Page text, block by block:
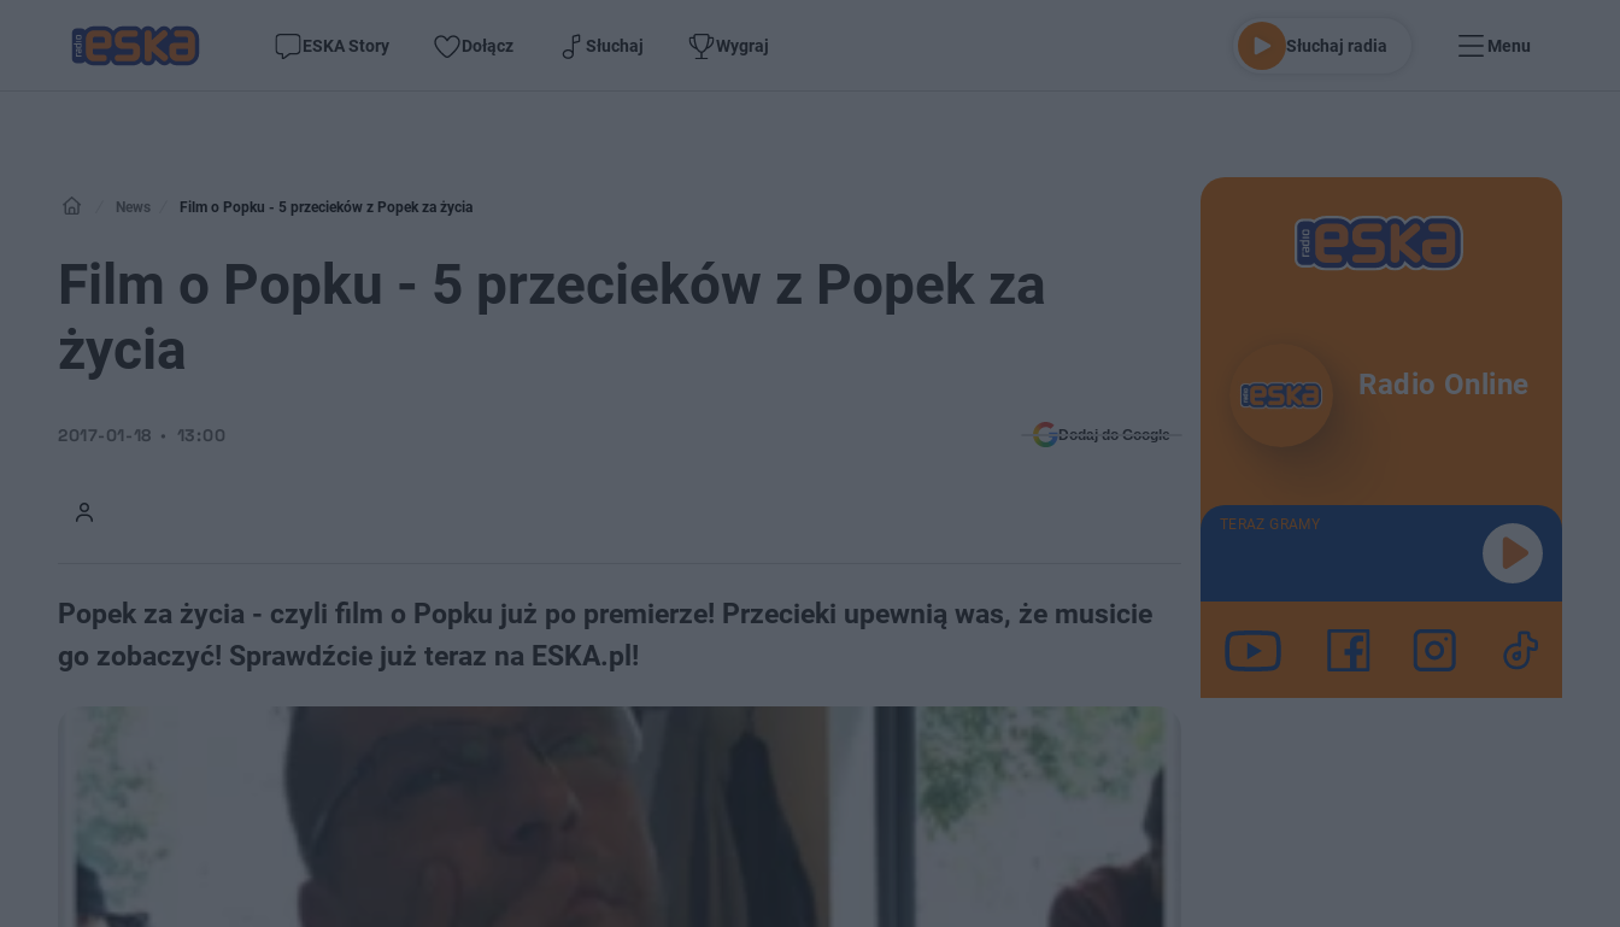
ESKA Story Dołącz Słuchaj Wygraj Słuchaj radia Menu
News Film o Popku - 5 przecieków z Popek za życia
Film o Popku - 5 przecieków z Popek za
życia
2017-01-18 13:00 Dodaj do Google
Popek za życia - czyli film o Popku już po premierze! Przecieki upewnią was, że musicie
go zobaczyć! Sprawdźcie już teraz na ESKA.pl!
Radio Online
TERAZ GRAMY